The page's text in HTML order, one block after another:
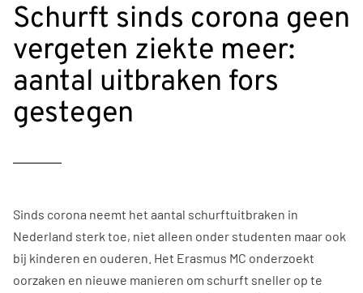
Schurft sinds corona geen
vergeten ziekte meer:
aantal uitbraken fors
gestegen
Sinds corona neemt het aantal schurftuitbraken in
Nederland sterk toe, niet alleen onder studenten maar ook
bij kinderen en ouderen. Het Erasmus MC onderzoekt
oorzaken en nieuwe manieren om schurft sneller op te